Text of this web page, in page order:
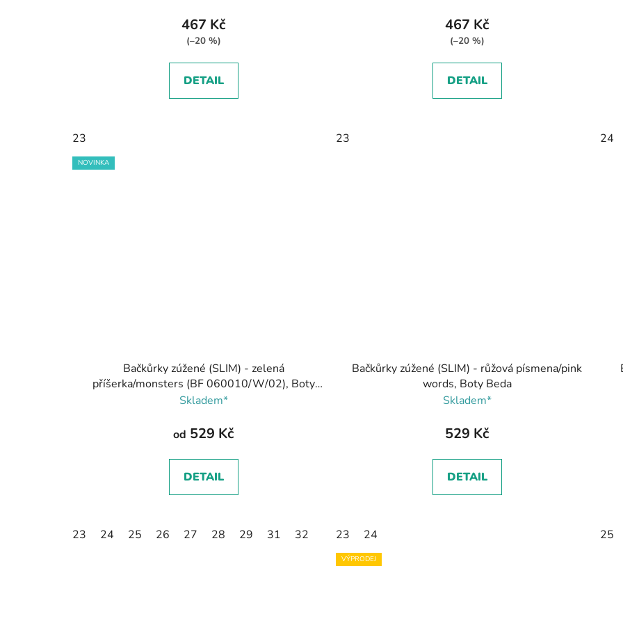
467 Kč
(–20 %)
DETAIL
23
467 Kč
(–20 %)
DETAIL
23 24
NOVINKA
Bačkůrky zúžené (SLIM) - zelená
příšerka/monsters (BF 060010/W/02), Boty
Beda
Skladem*
od 529 Kč
DETAIL
23 24 25 26 27 28 29 31 32
Bačkůrky zúžené (SLIM) - růžová písmena/pink
words, Boty Beda
Skladem*
529 Kč
DETAIL
23 24 25
VÝPRODEJ